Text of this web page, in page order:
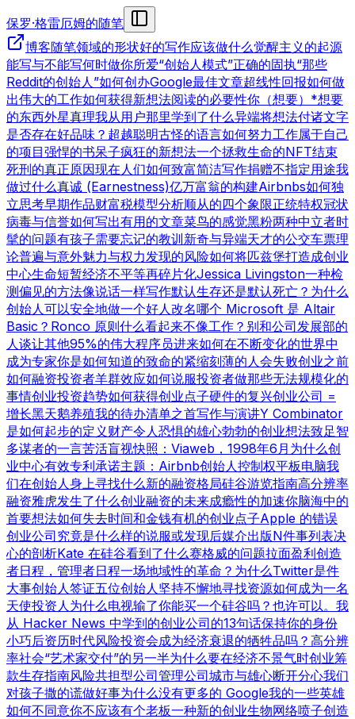
保罗·格雷厄姆的随笔
博客随笔领域的形状好的写作应该做什么觉醒主义的起源
能写与不能写何时做你所爱“创始人模式”正确的固执“那些
Reddit的创始人”如何创办Google最佳文章超线性回报如何做
出伟大的工作如何获得新想法阅读的必要性你（想要）*想要
的东西外星真理我从用户那里学到了什么异端将想法付诸文字
是否存在好品味？ 超越聪明古怪的语言如何努力工作属于自己
的项目强悍的书呆子疯狂的新想法一个拯救生命的NFT结束
死刑的真正原因现在人们如何致富简洁写作捐赠不指定用途我
做过什么真诚 (Earnestness)亿万富翁的构建Airbnbs如何独
立思考早期作品财富税模型分析顺从的四个象限正统特权冠状
病毒与信誉如何写出有用的文章菜鸟的感觉黑粉两种中立者时
髦的问题有孩子需要忘记的教训 新奇与异端天才的公交车票理
论普遍与意外魅力与权力发现的风险如何将匹兹堡打造成创业
中心生命短暂经济不平等再碎片化Jessica Livingston一种检
测偏见的方法像说话一样写作默认生存还是默认死亡？ 为什么
创始人可以安全地做一个好人改名哪个 Microsoft 是 Altair
Basic？ Ronco 原则什么看起来不像工作？ 别和公司发展部的
人谈让其他95%的伟大程序员进来如何在不断变化的世界中
成为专家你是如何知道的致命的紧缩刻薄的人会失败创业之前
如何融资投资者羊群效应如何说服投资者做那些无法规模化的
事情创业投资趋势如何获得创业点子硬件的复兴创业公司 =
增长黑天鹅养殖我的待办清单之首写作与演讲Y Combinator
是如何起步的定义财产令人恐惧的雄心勃勃的创业想法致足智
多谋者的一言苦活盲视快照：Viaweb，1998年6月 为什么创
业中心有效专利承诺主题：Airbnb创始人控制权平板电脑我
们在创始人身上寻找什么新的融资格局硅谷游览指南高分辨率
融资雅虎发生了什么创业融资的未来成瘾性的加速你脑海中的
首要想法如何失去时间和金钱有机的创业点子Apple 的错误
创业公司究竟是什么样的说服或发现后媒介出版N件事列表决
心的剖析Kate 在硅谷看到了什么赛格威的问题拉面盈利创造
者日程，管理者日程一场地域性的革命？ 为什么Twitter是件
大事创始人签证五位创始人坚持不懈地寻找资源如何成为一名
天使投资人为什么电视输了你能买一个硅谷吗？也许可以。 我
从 Hacker News 中学到的创业公司的13句话保持你的身份
小巧后资历时代风险投资会成为经济衰退的牺牲品吗？ 高分辨
率社会“艺术家交付”的另一半为什么要在经济不景气时创业筹
款生存指南风险共担型公司管理公司城市与雄心断开分心我们
对孩子撒的谎做好事为什么没有更多的 Google我的一些英雄
如何不同意你不应该有个老板一种新的创业生物网络喷子创造